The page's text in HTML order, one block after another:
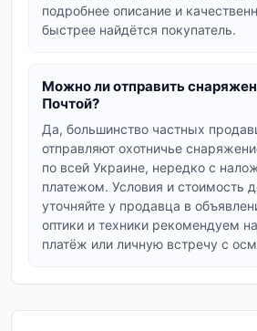
Многодневный выезд требует
бивака: палатки, спальники,
собрано б/у-снаряжение для
переходов, которое
рыбалке и в походе. Берите
бренды - они дольше держат
Охотничье
регионам Украины
Объявления размещают
подробнее описание и
быстрее найдётся покупатель.
Можно ли отправить
Почтой?
Да, большинство частных
отправляют охотничье
по всей Украине, нередко с
платежом. Условия и стоимость
уточняйте у продавца в
оптики и техники рекомендуем
платёж или личную встречу с